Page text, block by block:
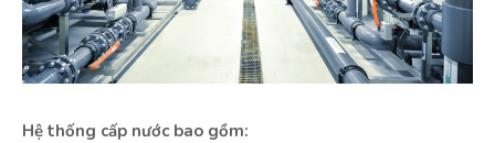
Hệ thống cấp nước bao gồm: